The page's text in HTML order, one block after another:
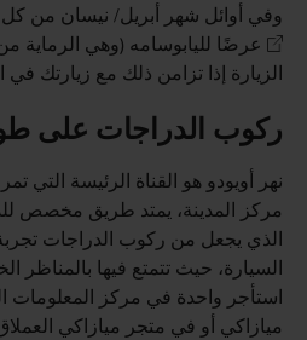
وفي أوائل شهر أبريل/ نيسان من
عرضًا لليابوسامه (وهي الرماية
الزيارة إذا تزامن ذلك مع زيارتك في
ركوب الدراجات على
نهر أويودو هو القناة الرئيسة التي
مركز المدينة، يمتد طريق مخصص
الذي يجعل من ركوب الدراجات
السيارة، حيث تتمتع فيها بالمناظر
استأجر واحدة في مركز
ميازاكي أو في متجر ميازاكي